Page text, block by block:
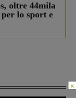
oltre 44mila
lo sport e
×